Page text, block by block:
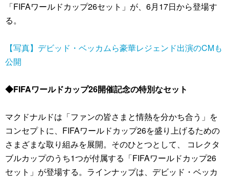
「FIFAワールドカップ26セット」が、6月17日から登場す
る。
【写真】デビッド・ベッカムら豪華レジェンド出演のCMも
公開
◆FIFAワールドカップ26開催記念の特別なセット
マクドナルドは「ファンの皆さまと情熱を分かち合う」を
コンセプトに、FIFAワールドカップ26を盛り上げるための
さまざまな取り組みを展開。そのひとつとして、 コレクタ
ブルカップのうち1つが付属する「FIFAワールドカップ26
セット」が登場する。ラインナップは、デビッド・ベッカ